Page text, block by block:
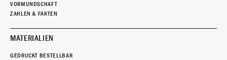
VORMUNDSCHAFT
ZAHLEN & FAKTEN
MATERIALIEN
GEDRUCKT BESTELLBAR